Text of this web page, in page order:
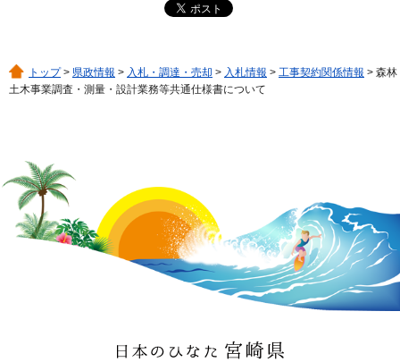
トップ> 県政情報 > 入札・調達・売却 > 入札情報 > 工事契約関係情報 > 森林
土木事業調査・測量・設計業務等共通仕様書について
日本のひなた 宮崎県